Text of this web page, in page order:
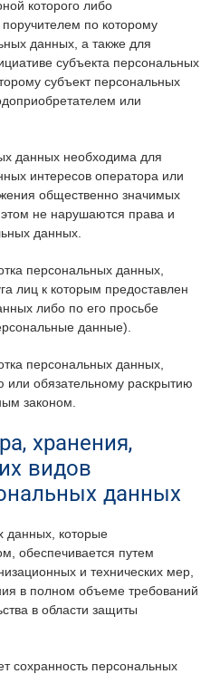
которого либо
по которому
данных, а также для
субъекта персональных
субъект персональных
или
данных необходима для
интересов оператора или
общественно значимых
не нарушаются права и
данных.
персональных данных,
лиц к которым предоставлен
либо по его просьбе
данные).
персональных данных,
обязательному раскрытию
законом.
хранения,
видов
данных
данных, которые
обеспечивается путем
и технических мер,
в полном объеме требований
в области защиты
сохранность персональных